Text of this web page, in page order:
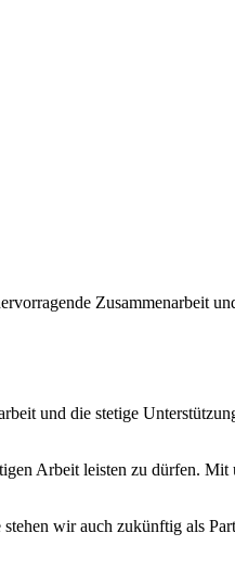
Zusammenarbeit
und die stetige
Arbeit leisten zu dürfen.
wir auch zukünftig als